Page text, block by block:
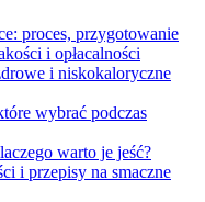
proces, przygotowanie
i opłacalności
i niskokaloryczne
wybrać podczas
warto je jeść?
i przepisy na smaczne